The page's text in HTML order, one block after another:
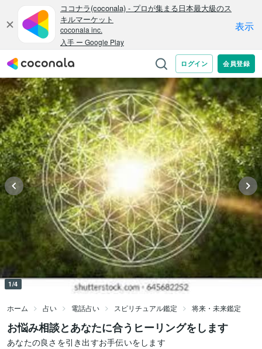
1/4
ホーム 占い 電話占い スピリチュアル鑑定 将来・未来鑑定
お悩み相談とあなたに合うヒーリングをします
あなたの良さを引き出すお手伝いをします